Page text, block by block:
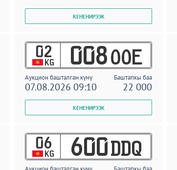
02
KG 008 OOE
Аукцион башталган күнү Баштапкы баа
07.08.2026 09:10 22 000
06
KG 600 DDQ